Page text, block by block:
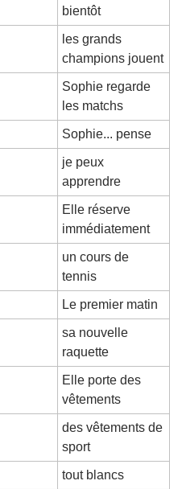
bientôt
les grands
champions jouent
Sophie regarde
les matchs
Sophie... pense
je peux
apprendre
Elle réserve
immédiatement
un cours de
tennis
Le premier matin
sa nouvelle
raquette
Elle porte des
vêtements
des vêtements de
sport
tout blancs